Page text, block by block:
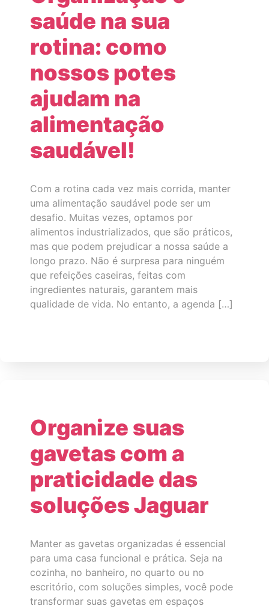
saúde na sua
rotina: como
nossos potes
ajudam na
alimentação
saudável!
Com a rotina cada vez mais corrida, manter
uma alimentação saudável pode ser um
desafio. Muitas vezes, optamos por
alimentos industrializados, que são práticos,
mas que podem prejudicar a nossa saúde a
longo prazo. Não é surpresa para ninguém
que refeições caseiras, feitas com
ingredientes naturais, garantem mais
qualidade de vida. No entanto, a agenda […]
Organize suas
gavetas com a
praticidade das
soluções Jaguar
Manter as gavetas organizadas é essencial
para uma casa funcional e prática. Seja na
cozinha, no banheiro, no quarto ou no
escritório, com soluções simples, você pode
transformar suas gavetas em espaços